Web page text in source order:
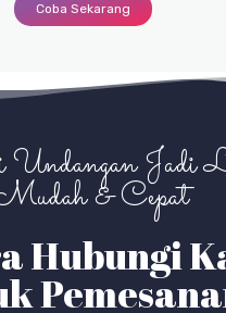
Coba Sekarang
Undangan Jadi
& Cepat
Hubungi